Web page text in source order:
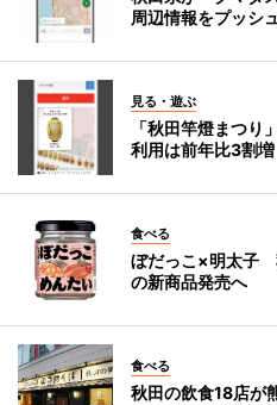
周辺情報をプッシ
見る・遊ぶ
「秋田竿燈まつり
利用は前年比3割増
食べる
ぼだっこ×明太子
の新商品発売へ
食べる
秋田の飲食18店が